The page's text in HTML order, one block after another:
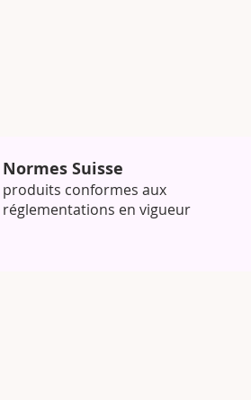
Normes Suisse
produits conformes aux
réglementations en vigueur